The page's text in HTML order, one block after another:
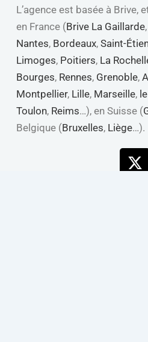
L’agence est basée à Brive,
en France (Brive La Gaillarde,
Nantes, Bordeaux, Saint-
Limoges, Poitiers, La
Bourges, Rennes, Grenoble,
Montpellier, Lille, Marseille,
Toulon, Reims…), en Suisse (
Belgique (Bruxelles, Liège…).